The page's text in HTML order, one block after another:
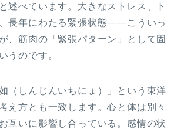
述べています。大きなストレス、ト
長年にわたる緊張状態——こういっ
、筋肉の「緊張パターン」として固
うのです。
（しんじんいちにょ）」という東洋
え方とも一致します。心と体は別々
互いに影響し合っている。感情の状